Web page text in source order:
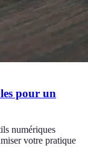
pour un
numériques
votre pratique